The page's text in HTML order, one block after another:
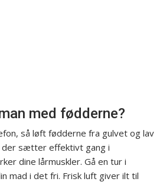
med fødderne?
så løft fødderne fra gulvet og lav
sætter effektivt gang i
dine lårmuskler. Gå en tur i
mad i det fri. Frisk luft giver ilt til